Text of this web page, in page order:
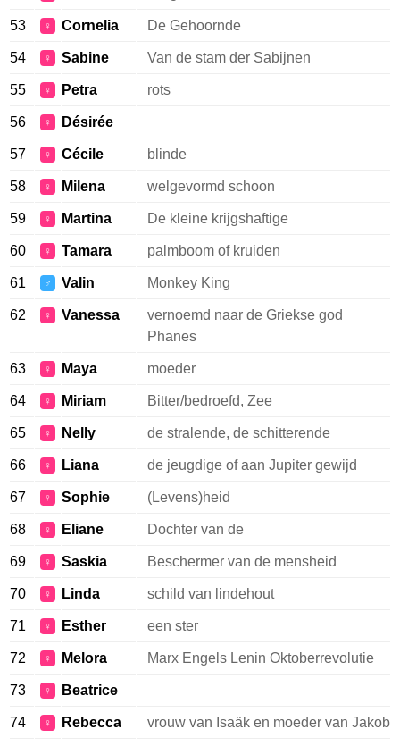
53 ♀ Cornelia De Gehoornde
54 ♀ Sabine Van de stam der Sabijnen
55 ♀ Petra rots
56 ♀ Désirée
57 ♀ Cécile blinde
58 ♀ Milena welgevormd schoon
59 ♀ Martina De kleine krijgshaftige
60 ♀ Tamara palmboom of kruiden
61 ♂ Valin Monkey King
62 ♀ Vanessa
vernoemd naar de Griekse god
Phanes
63 ♀ Maya moeder
64 ♀ Miriam Bitter/bedroefd, Zee
65 ♀ Nelly de stralende, de schitterende
66 ♀ Liana de jeugdige of aan Jupiter gewijd
67 ♀ Sophie (Levens)heid
68 ♀ Eliane Dochter van de
69 ♀ Saskia Beschermer van de mensheid
70 ♀ Linda schild van lindehout
71 ♀ Esther een ster
72 ♀ Melora Marx Engels Lenin Oktoberrevolutie
73 ♀ Beatrice
74 ♀ Rebecca vrouw van Isaäk en moeder van Jakob